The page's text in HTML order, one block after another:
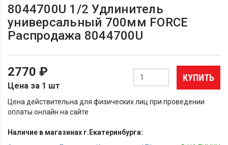
8044700U 1/2 Удлинитель
универсальный 700мм FORCE
Распродажа 8044700U
2770 ₽
Цена за 1 шт
КУПИТЬ
Цена действительна для физических лиц при проведении
оплаты онлайн на сайте
Наличие в магазинах г.Екатеринбурга: